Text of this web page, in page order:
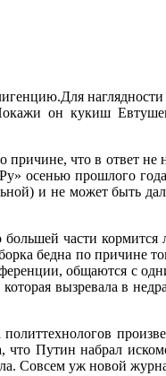
он кукиш
что в ответ
осенью прошлого
и не может быть
части
бедна по причине
общаются с
вызревала в
Путин набрал
Совсем уж новой